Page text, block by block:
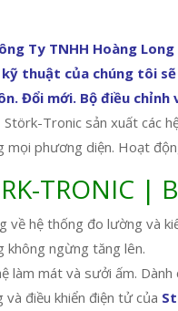
Ty TNHH Hoàng
kỹ thuật của chúng tôi
Đổi mới. Bộ điều
Störk-Tronic sản xuất các
mọi phương diện. Hoạt
TRONIC
về hệ thống đo lường và
không ngừng tăng lên.
làm mát và sưởi ấm.
điều khiển điện tử của